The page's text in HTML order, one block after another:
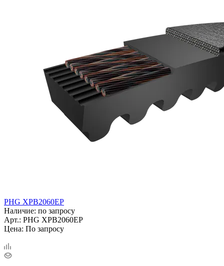
PHG XPB2060EP
Наличие: по запросу
Арт.: PHG XPB2060EP
Цена: По запросу